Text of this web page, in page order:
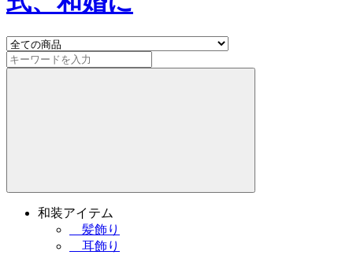
和装アイテム
髪飾り
耳飾り